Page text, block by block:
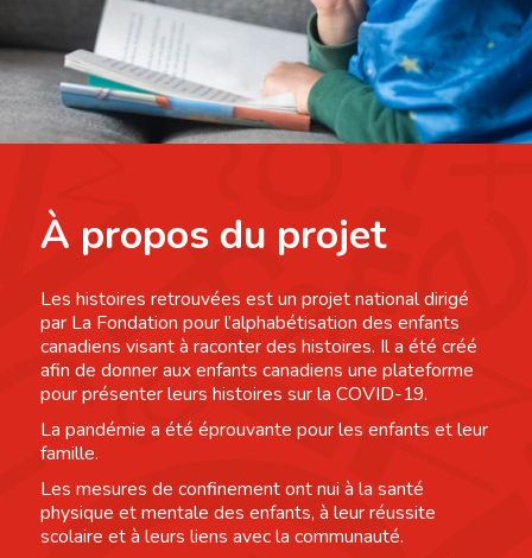
À propos du projet
Les histoires retrouvées est un projet national dirigé
par La Fondation pour l’alphabétisation des enfants
canadiens visant à raconter des histoires. Il a été créé
afin de donner aux enfants canadiens une plateforme
pour présenter leurs histoires sur la COVID-19.
La pandémie a été éprouvante pour les enfants et leur
famille.
Les mesures de confinement ont nui à la santé
physique et mentale des enfants, à leur réussite
scolaire et à leurs liens avec la communauté.